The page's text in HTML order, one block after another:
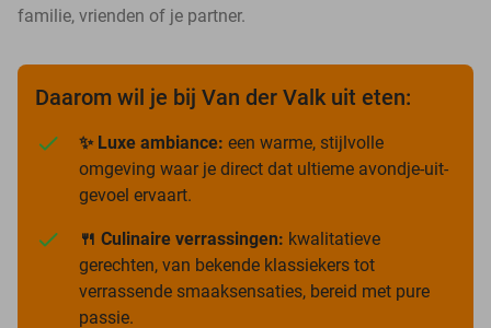
familie, vrienden of je partner.
Daarom wil je bij Van der Valk uit eten:
✨ Luxe ambiance: een warme, stijlvolle
omgeving waar je direct dat ultieme avondje-uit-
gevoel ervaart.
🍴 Culinaire verrassingen: kwalitatieve
gerechten, van bekende klassiekers tot
verrassende smaaksensaties, bereid met pure
passie.